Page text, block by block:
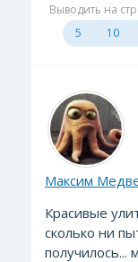
Выводить на
5
10
Максим
Красивые
сколько ни
получилось...